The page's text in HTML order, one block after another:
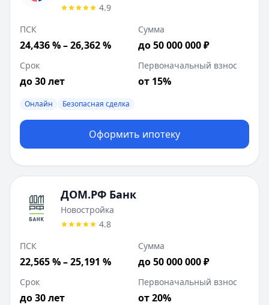
4.9
ПСК
24,436 % – 26,362 %
Сумма
до 50 000 000 ₽
Срок
до 30 лет
Первоначальный взнос
от 15%
Онлайн Безопасная сделка
Оформить ипотеку
ДОМ.РФ Банк
Новостройка
4.8
ПСК
22,565 % – 25,191 %
Сумма
до 50 000 000 ₽
Срок
до 30 лет
Первоначальный взнос
от 20%